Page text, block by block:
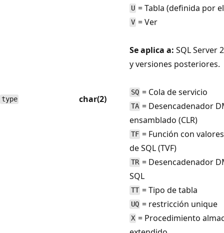
type char(2)
U = Tabla (definida por
V = Ver
Se aplica a: SQL Server
y versiones posteriores.
SQ = Cola de servicio
TA = Desencadenador
ensamblado (CLR)
TF = Función con
de SQL (TVF)
TR = Desencadenador
SQL
TT = Tipo de tabla
UQ = restricción unique
X = Procedimiento